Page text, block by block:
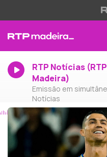
RTP Notícias (RTP
Madeira)
Emissão em
Notícias